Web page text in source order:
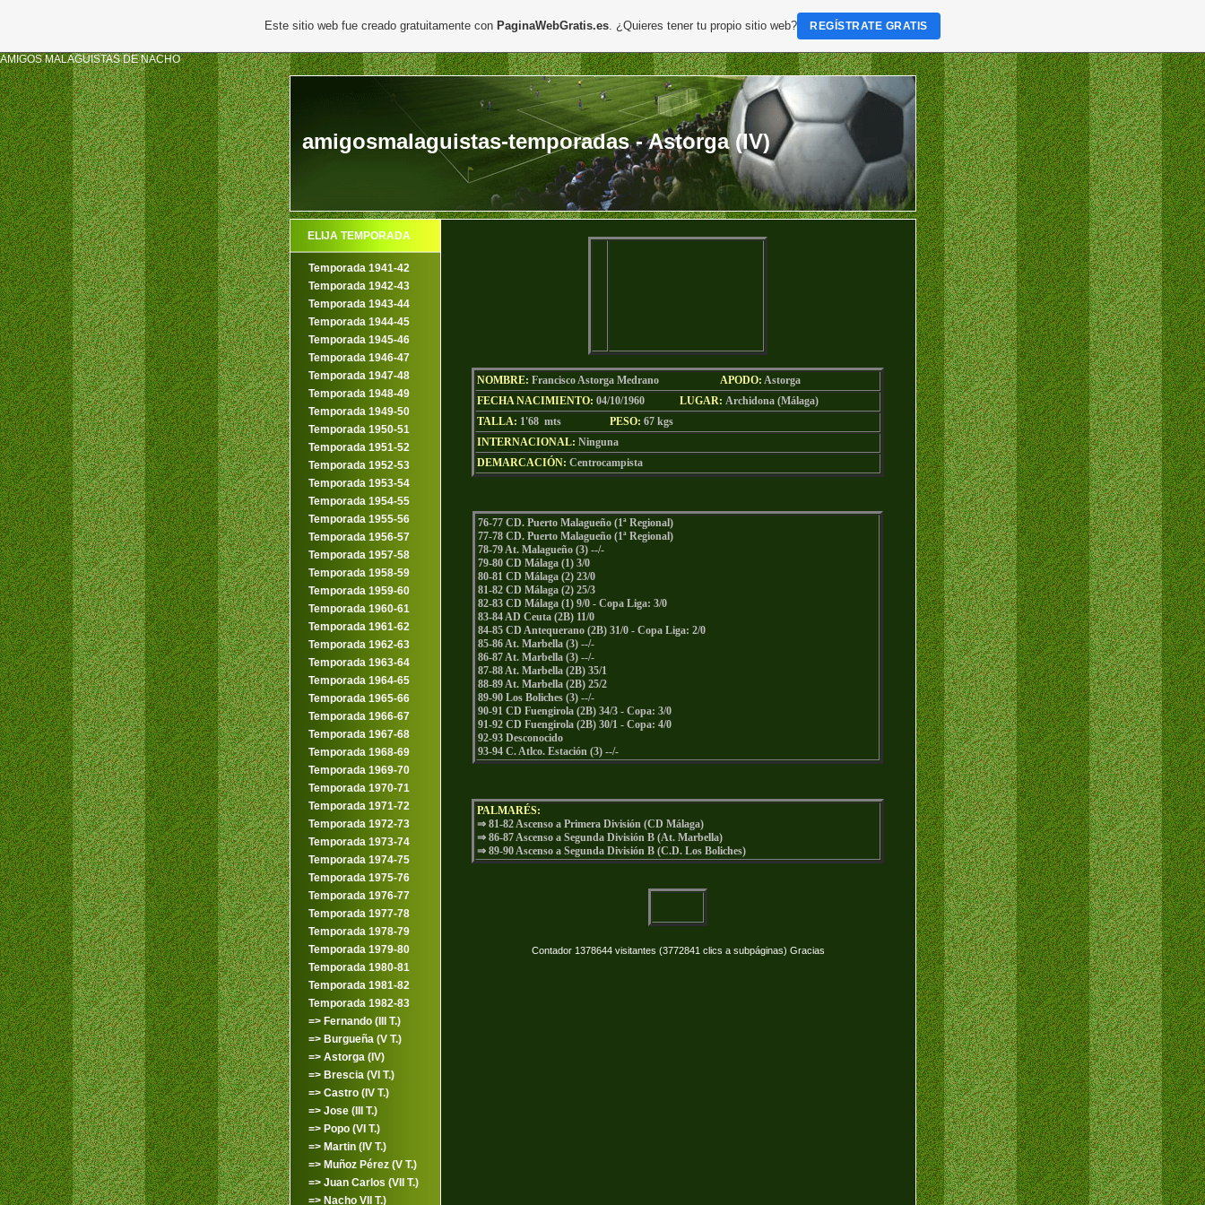
AMIGOS MALAGUISTAS DE NACHO
amigosmalaguistas-temporadas - Astorga (IV)
ELIJA TEMPORADA
Temporada 1941-42
Temporada 1942-43
Temporada 1943-44
Temporada 1944-45
Temporada 1945-46
Temporada 1946-47
Temporada 1947-48
Temporada 1948-49
Temporada 1949-50
Temporada 1950-51
Temporada 1951-52
Temporada 1952-53
Temporada 1953-54
Temporada 1954-55
Temporada 1955-56
Temporada 1956-57
Temporada 1957-58
Temporada 1958-59
Temporada 1959-60
Temporada 1960-61
Temporada 1961-62
Temporada 1962-63
Temporada 1963-64
Temporada 1964-65
Temporada 1965-66
Temporada 1966-67
Temporada 1967-68
Temporada 1968-69
Temporada 1969-70
Temporada 1970-71
Temporada 1971-72
Temporada 1972-73
Temporada 1973-74
Temporada 1974-75
Temporada 1975-76
Temporada 1976-77
Temporada 1977-78
Temporada 1978-79
Temporada 1979-80
Temporada 1980-81
Temporada 1981-82
Temporada 1982-83
=> Fernando (III T.)
=> Burgueña (V T.)
=> Astorga (IV)
=> Brescia (VI T.)
=> Castro (IV T.)
=> Jose (III T.)
=> Popo (VI T.)
=> Martin (IV T.)
=> Muñoz Pérez (V T.)
=> Juan Carlos (VII T.)
=> Nacho VII T.)
NOMBRE: Francisco Astorga Medrano APODO: Astorga
FECHA NACIMIENTO: 04/10/1960 LUGAR: Archidona (Málaga)
TALLA: 1'68 mts PESO: 67 kgs
INTERNACIONAL: Ninguna
DEMARCACIÓN: Centrocampista
76-77 CD. Puerto Malagueño (1ª Regional)
77-78 CD. Puerto Malagueño (1ª Regional)
78-79 At. Malagueño (3) --/-
79-80 CD Málaga (1) 3/0
80-81 CD Málaga (2) 23/0
81-82 CD Málaga (2) 25/3
82-83 CD Málaga (1) 9/0 - Copa Liga: 3/0
83-84 AD Ceuta (2B) 11/0
84-85 CD Antequerano (2B) 31/0 - Copa Liga: 2/0
85-86 At. Marbella (3) --/-
86-87 At. Marbella (3) --/-
87-88 At. Marbella (2B) 35/1
88-89 At. Marbella (2B) 25/2
89-90 Los Boliches (3) --/-
90-91 CD Fuengirola (2B) 34/3 - Copa: 3/0
91-92 CD Fuengirola (2B) 30/1 - Copa: 4/0
92-93 Desconocido
93-94 C. Atlco. Estación (3) --/-
PALMARÉS:
⇒ 81-82 Ascenso a Primera División (CD Málaga)
⇒ 86-87 Ascenso a Segunda División B (At. Marbella)
⇒ 89-90 Ascenso a Segunda División B (C.D. Los Boliches)
Contador 1378644 visitantes (3772841 clics a subpáginas) Gracias
Este sitio web fue creado gratuitamente con PaginaWebGratis.es. ¿Quieres tener tu propio sitio web? REGÍSTRATE GRATIS